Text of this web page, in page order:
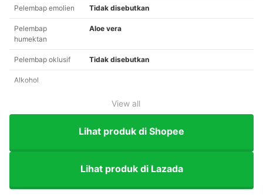
Pelembap emolien Tidak disebutkan
Pelembap
humektan
Aloe vera
Pelembap oklusif Tidak disebutkan
Alkohol
View all
Lihat produk di Shopee
Lihat produk di Lazada